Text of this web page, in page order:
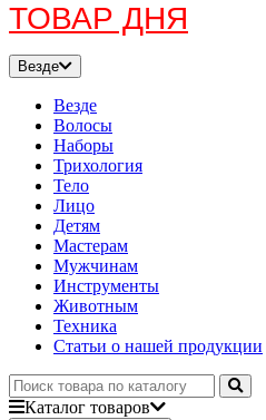
ТОВАР ДНЯ
Везде
Везде
Волосы
Наборы
Трихология
Тело
Лицо
Детям
Мастерам
Мужчинам
Инструменты
Животным
Техника
Статьи о нашей продукции
Каталог товаров